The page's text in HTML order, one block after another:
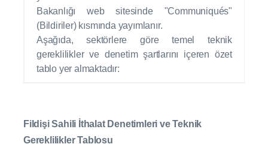
Bakanlığı web sitesinde "Communiqués"
(Bildiriler) kısmında yayımlanır.
Aşağıda, sektörlere göre temel teknik
gereklilikler ve denetim şartlarını içeren özet
tablo yer almaktadır:
Fildişi Sahili İthalat Denetimleri ve Teknik
Gereklilikler Tablosu